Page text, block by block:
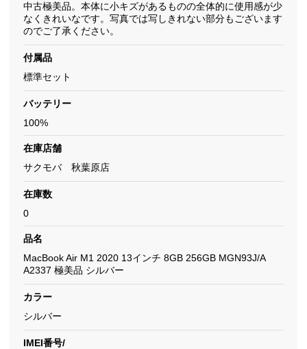
中古極美品。本体に小キズがあるものの全体的に使用感が少
なくきれいなです。写真では写しきれない部分もございます
のでご了承ください。
付属品
標準セット
バッテリー
100%
在庫店舗
サクモバ 秋葉原店
在庫数
0
品名
MacBook Air M1 2020 13インチ 8GB 256GB MGN93J/A
A2337 極美品 シルバー
カラー
シルバー
IMEI番号/